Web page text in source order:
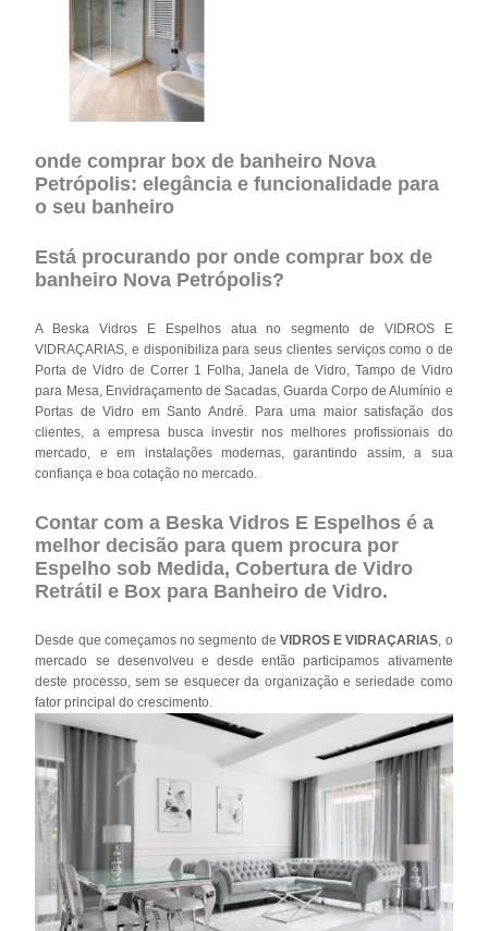
onde comprar box de banheiro Nova
Petrópolis: elegância e funcionalidade para
o seu banheiro
Está procurando por onde comprar box de
banheiro Nova Petrópolis?
A Beska Vidros E Espelhos atua no segmento de VIDROS E
VIDRAÇARIAS, e disponibiliza para seus clientes serviços como o de
Porta de Vidro de Correr 1 Folha, Janela de Vidro, Tampo de Vidro
para Mesa, Envidraçamento de Sacadas, Guarda Corpo de Alumínio e
Portas de Vidro em Santo André. Para uma maior satisfação dos
clientes, a empresa busca investir nos melhores profissionais do
mercado, e em instalações modernas, garantindo assim, a sua
confiança e boa cotação no mercado.
Contar com a Beska Vidros E Espelhos é a
melhor decisão para quem procura por
Espelho sob Medida, Cobertura de Vidro
Retrátil e Box para Banheiro de Vidro.
Desde que começamos no segmento de VIDROS E VIDRAÇARIAS , o
mercado se desenvolveu e desde então participamos ativamente
deste processo, sem se esquecer da organização e seriedade como
fator principal do crescimento.